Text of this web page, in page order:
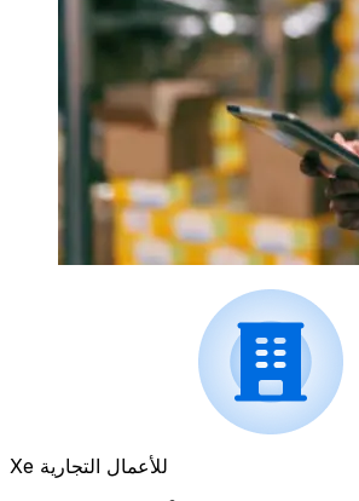
Xe للأعمال التجارية